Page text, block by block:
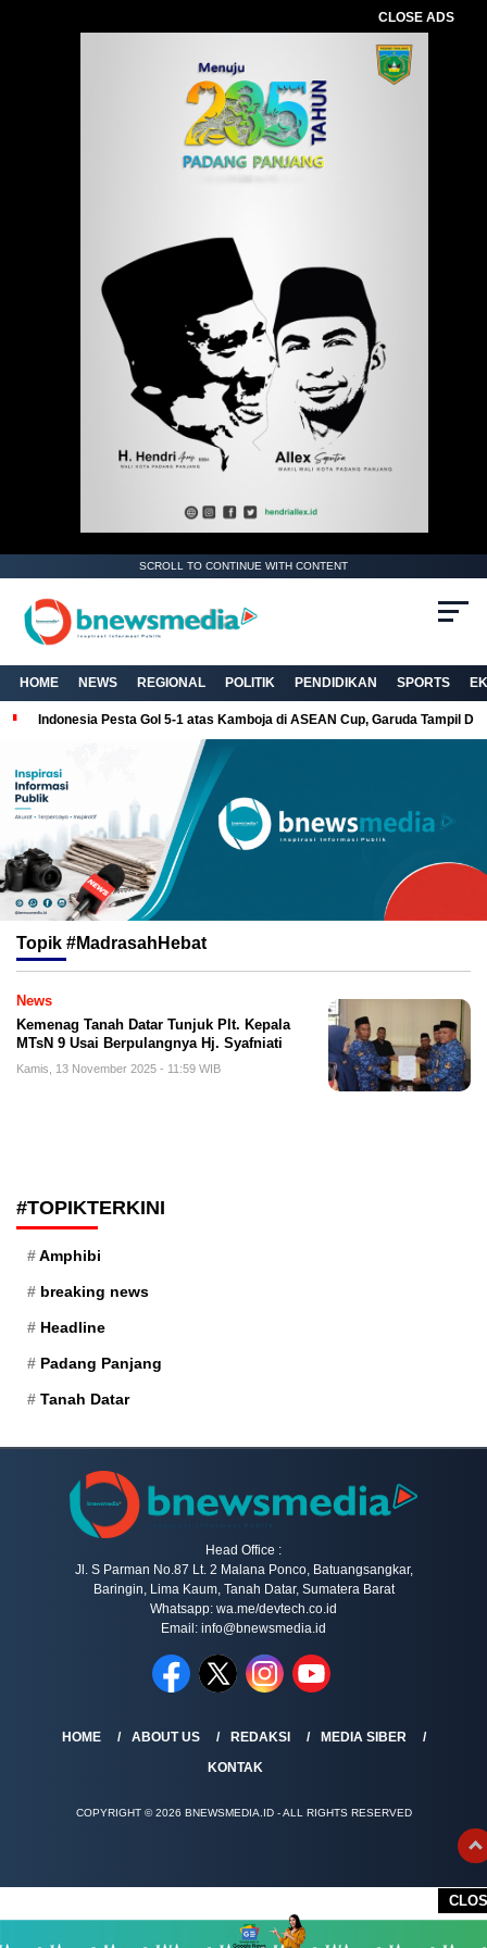
CLOSE ADS
SCROLL TO CONTINUE WITH CONTENT
HOME NEWS REGIONAL POLITIK PENDIDIKAN SPORTS
Indonesia Pesta Gol 5-1 atas Kamboja di ASEAN Cup, Garuda Tampil
Topik #MadrasahHebat
News
Kemenag Tanah Datar Tunjuk Plt. Kepala
MTsN 9 Usai Berpulangnya Hj. Syafniati
Kamis, 13 November 2025 - 11:59 WIB
#TOPIKTERKINI
Amphibi
breaking news
Headline
Padang Panjang
Tanah Datar
Head Office :
Jl. S Parman No.87 Lt. 2 Malana Ponco, Batuangsangkar,
Baringin, Lima Kaum, Tanah Datar, Sumatera Barat
Whatsapp: wa.me/devtech.co.id
Email: info@bnewsmedia.id
HOME ABOUT US REDAKSI
MEDIA SIBER
KONTAK
COPYRIGHT © 2026 BNEWSMEDIA.ID - ALL RIGHTS RESERVED